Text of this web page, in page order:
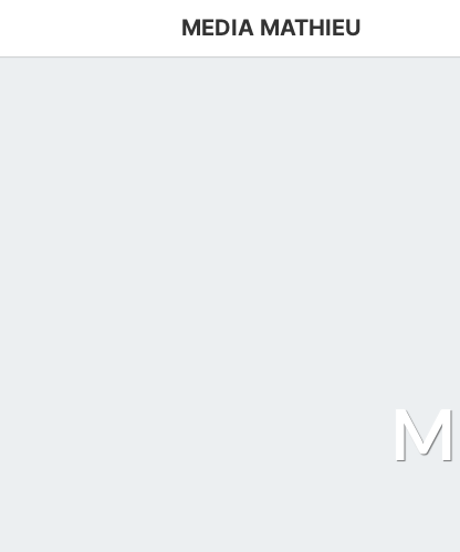
MEDIA MATHIEU